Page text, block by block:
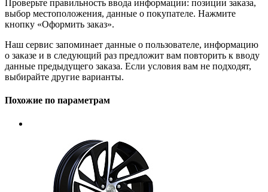
Проверьте правильность ввода информации: позиции заказа,
выбор местоположения, данные о покупателе. Нажмите
кнопку «Оформить заказ».
Наш сервис запоминает данные о пользователе, информацию
о заказе и в следующий раз предложит вам повторить к вводу
данные предыдущего заказа. Если условия вам не подходят,
выбирайте другие варианты.
Похожие по параметрам